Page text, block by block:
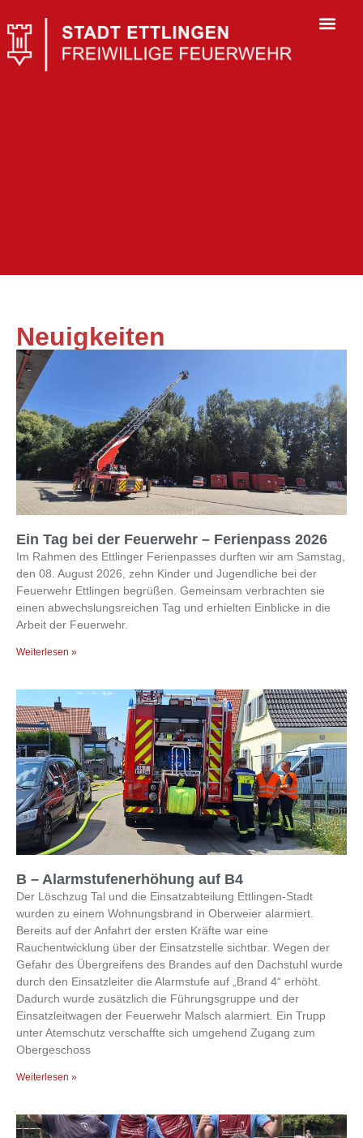
Neuigkeiten
Ein Tag bei der Feuerwehr – Ferienpass 2026
Im Rahmen des Ettlinger Ferienpasses durften wir am Samstag,
den 08. August 2026, zehn Kinder und Jugendliche bei der
Feuerwehr Ettlingen begrüßen. Gemeinsam verbrachten sie
einen abwechslungsreichen Tag und erhielten Einblicke in die
Arbeit der Feuerwehr.
Weiterlesen »
B – Alarmstufenerhöhung auf B4
Der Löschzug Tal und die Einsatzabteilung Ettlingen-Stadt
wurden zu einem Wohnungsbrand in Oberweier alarmiert.
Bereits auf der Anfahrt der ersten Kräfte war eine
Rauchentwicklung über der Einsatzstelle sichtbar. Wegen der
Gefahr des Übergreifens des Brandes auf den Dachstuhl wurde
durch den Einsatzleiter die Alarmstufe auf „Brand 4“ erhöht.
Dadurch wurde zusätzlich die Führungsgruppe und der
Einsatzleitwagen der Feuerwehr Malsch alarmiert. Ein Trupp
unter Atemschutz verschaffte sich umgehend Zugang zum
Obergeschoss
Weiterlesen »